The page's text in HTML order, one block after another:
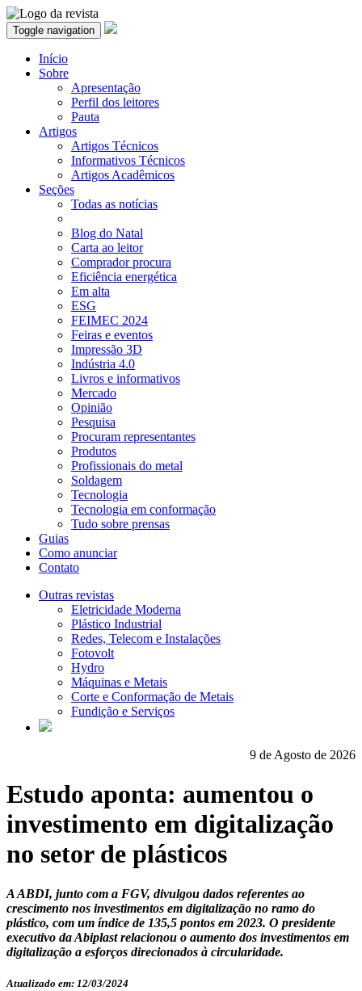
Toggle navigation
Início
Sobre
Apresentação
Perfil dos leitores
Pauta
Artigos
Artigos Técnicos
Informativos Técnicos
Artigos Acadêmicos
Seções
Todas as notícias
Blog do Natal
Carta ao leitor
Comprador procura
Eficiência energética
Em alta
ESG
FEIMEC 2024
Feiras e eventos
Impressão 3D
Indústria 4.0
Livros e informativos
Mercado
Opinião
Pesquisa
Procuram representantes
Produtos
Profissionais do metal
Soldagem
Tecnologia
Tecnologia em conformação
Tudo sobre prensas
Guias
Como anunciar
Contato
Outras revistas
Eletricidade Moderna
Plástico Industrial
Redes, Telecom e Instalações
Fotovolt
Hydro
Máquinas e Metais
Corte e Conformação de Metais
Fundição e Serviços
9 de Agosto de 2026
Estudo aponta: aumentou o
investimento em digitalização
no setor de plásticos
A ABDI, junto com a FGV, divulgou dados referentes ao
crescimento nos investimentos em digitalização no ramo do
plástico, com um índice de 135,5 pontos em 2023. O presidente
executivo da Abiplast relacionou o aumento dos investimentos em
digitalização a esforços direcionados à circularidade.
Atualizado em: 12/03/2024